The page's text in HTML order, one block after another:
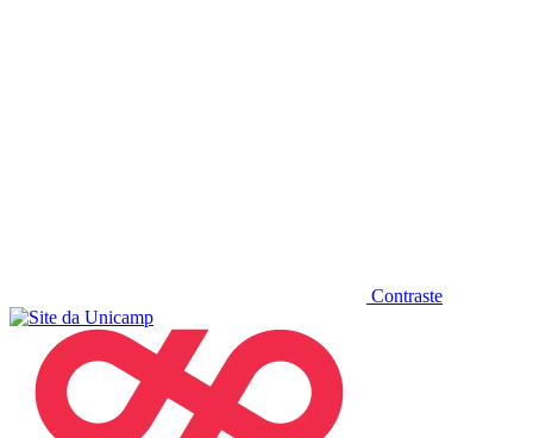
Contraste